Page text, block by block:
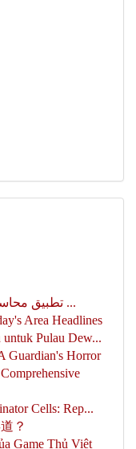
تطبيق محاسبة إلكتروني: الحل الأنسب لإدارة ...
Area Headlines
Pulau Dew...
Guardian's Horror
Cells: Rep...
？
Game Thủ Việt